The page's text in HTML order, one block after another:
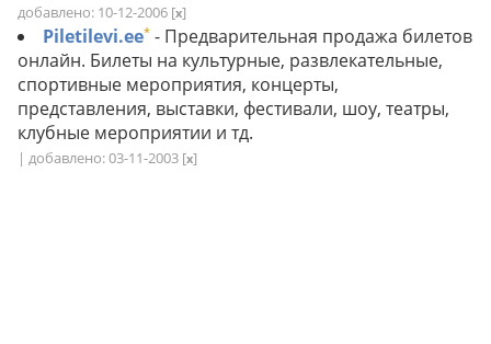
добавлено: 10-12-2006 [x]
Piletilevi.ee* - Предварительная продажа билетов
онлайн. Билеты на культурные, развлекательные,
спортивные мероприятия, концерты,
представления, выставки, фестивали, шоу, театры,
клубные мероприятии и тд.
| добавлено: 03-11-2003 [x]